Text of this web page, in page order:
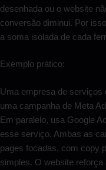
desenhada ou o website
conversão diminui. Por
a soma isolada de cada
Exemplo prático:
Uma empresa de serviços
uma campanha de Meta
Em paralelo, usa Google
esse serviço. Ambas as
pages focadas, com copy
simples. O website